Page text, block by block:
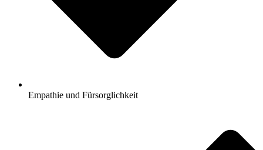
Empathie und Fürsorglichkeit